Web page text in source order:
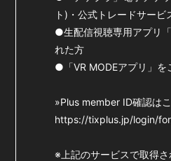
ト)・公式トレードサー
●生配信視聴専用アプリ
れた方
●「VR MODEアプリ」を
»Plus member ID確認は
https://tixplus.jp/login/
※上記のサービスで取得さ